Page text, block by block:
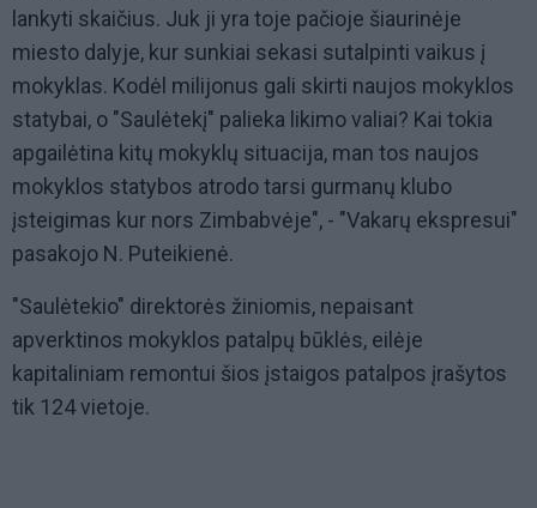
lankyti skaičius. Juk ji yra toje pačioje šiaurinėje
miesto dalyje, kur sunkiai sekasi sutalpinti vaikus į
mokyklas. Kodėl milijonus gali skirti naujos mokyklos
statybai, o "Saulėtekį" palieka likimo valiai? Kai tokia
apgailėtina kitų mokyklų situacija, man tos naujos
mokyklos statybos atrodo tarsi gurmanų klubo
įsteigimas kur nors Zimbabvėje", - "Vakarų ekspresui"
pasakojo N. Puteikienė.
"Saulėtekio" direktorės žiniomis, nepaisant
apverktinos mokyklos patalpų būklės, eilėje
kapitaliniam remontui šios įstaigos patalpos įrašytos
tik 124 vietoje.